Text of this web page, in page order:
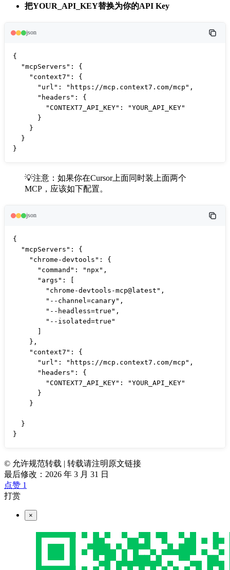
把YOUR_API_KEY替换为你的API Key
json
{
  "mcpServers": {
    "context7": {
      "url": "https://mcp.context7.com/mcp",
      "headers": {
        "CONTEXT7_API_KEY": "YOUR_API_KEY"
      }
    }
  }
}
💡注意：如果你在Cursor上面同时装上面两个
MCP，应该如下配置。
json
{
  "mcpServers": {
    "chrome-devtools": {
      "command": "npx",
      "args": [
        "chrome-devtools-mcp@latest",
        "--channel=canary",
        "--headless=true",
        "--isolated=true"
      ]
    },
    "context7": {
      "url": "https://mcp.context7.com/mcp",
      "headers": {
        "CONTEXT7_API_KEY": "YOUR_API_KEY"
      }
    }
  }
}
© 允许规范转载 | 转载请注明原文链接
最后修改：2026 年 3 月 31 日
点赞 1
打赏
×